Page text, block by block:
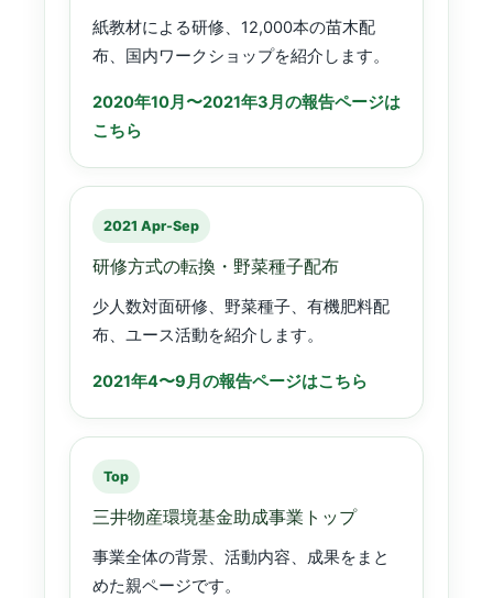
紙教材による研修、12,000本の苗木配
布、国内ワークショップを紹介します。
2020年10月〜2021年3月の報告ページは
こちら
2021 Apr-Sep
研修方式の転換・野菜種子配布
少人数対面研修、野菜種子、有機肥料配
布、ユース活動を紹介します。
2021年4〜9月の報告ページはこちら
Top
三井物産環境基金助成事業トップ
事業全体の背景、活動内容、成果をまと
めた親ページです。